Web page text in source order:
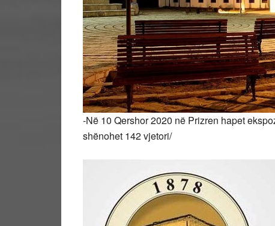
-Në 10 Qershor 2020 në Prizren hapet
shënohet 142 vjetori/